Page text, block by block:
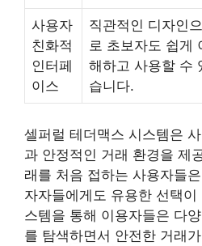
사용자
친화적
인터페
이스
직관적인 디자인으
로 초보자도 쉽게
해하고 사용할 수
습니다.
셀퍼럴 테더맥스 시스템은
과 안정적인 거래 환경을 제
래를 처음 접하는 사용자들
자자들에게도 유용한 선택
스템을 통해 이용자들은 다
를 탐색하면서 안전한 거래